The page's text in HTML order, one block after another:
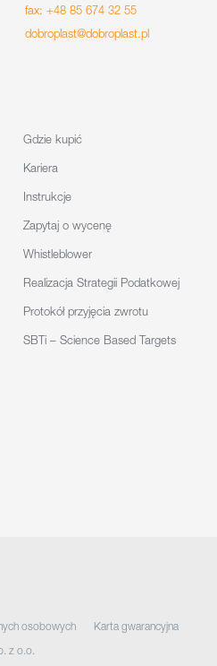
fax: +48 85 674 32 55
dobroplast@dobroplast.pl
Gdzie kupić
Kariera
Instrukcje
Zapytaj o wycenę
Whistleblower
Realizacja Strategii Podatkowej
Protokół przyjęcia zwrotu
SBTi – Science Based Targets
osobowych
Karta gwarancyjna
z o.o.